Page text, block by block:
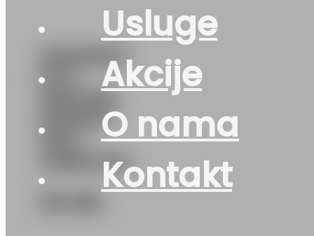
Usluge
Akcije
O nama
Kontakt
235/55R17
M+S
EXPERT
103V
UNIROYAL